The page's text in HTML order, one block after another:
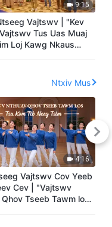
9:15
Vajtswv | "Kev
Tus Uas Muaj
Loj Kawg Nkaus
Ntxiv Mus
4:16
Vajtswv Cov Yeeb
Cev | "Vajtswv
Tseeb Tawm los